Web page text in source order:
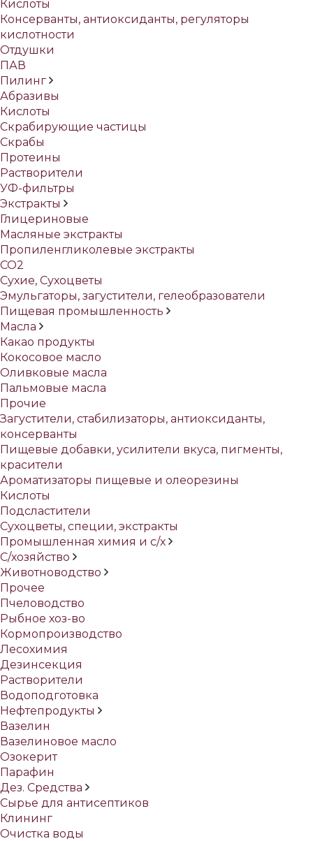
Кислоты
Консерванты, антиоксиданты, регуляторы
кислотности
Отдушки
ПАВ
Пилинг
Абразивы
Кислоты
Скрабирующие частицы
Скрабы
Протеины
Растворители
УФ-фильтры
Экстракты
Глицериновые
Масляные экстракты
Пропиленгликолевые экстракты
СО2
Сухие, Сухоцветы
Эмульгаторы, загустители, гелеобразователи
Пищевая промышленность
Масла
Какао продукты
Кокосовое масло
Оливковые масла
Пальмовые масла
Прочие
Загустители, стабилизаторы, антиоксиданты,
консерванты
Пищевые добавки, усилители вкуса, пигменты,
красители
Ароматизаторы пищевые и олеорезины
Кислоты
Подсластители
Сухоцветы, специи, экстракты
Промышленная химия и с/х
С/хозяйство
Животноводство
Прочее
Пчеловодство
Рыбное хоз-во
Кормопроизводство
Лесохимия
Дезинсекция
Растворители
Водоподготовка
Нефтепродукты
Вазелин
Вазелиновое масло
Озокерит
Парафин
Дез. Средства
Сырье для антисептиков
Клининг
Очистка воды